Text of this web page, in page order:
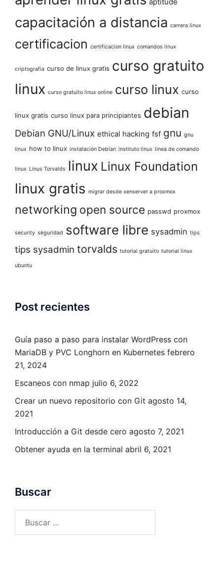
aptitude
capacitación a distancia carrera linux
certificacion certificacion linux comandos linux
criptografia curso de linux gratis curso gratuito
linux curso gratuito linux online curso linux curso
linux gratis curso linux para principiantes debian
Debian GNU/Linux ethical hacking fsf gnu gnu
linux how to linux instalación Debian instituto linux linea de comando
linux Linus Torvalds linux Linux Foundation
linux gratis migrar desde xenserver a proxmox
networking open source passwd proxmox
security seguridad software libre sysadmin tips
tips sysadmin torvalds tutorial gratuito tutorial linux
ubuntu
Post recientes
Guía paso a paso para instalar WordPress con
MariaDB y PVC Longhorn en Kubernetes febrero
21, 2024
Escaneos con nmap julio 6, 2022
Crear un nuevo repositorio con Git agosto 14,
2021
Introducción a Git desde cero agosto 7, 2021
Obtener ayuda en la terminal abril 6, 2021
Buscar